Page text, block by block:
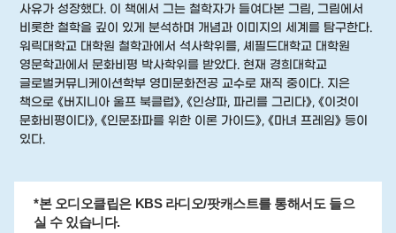
사유가 성장했다. 이 책에서 그는 철학자가 들여다본 그림, 그림에서
비롯한 철학을 깊이 있게 분석하며 개념과 이미지의 세계를 탐구한다.
워릭대학교 대학원 철학과에서 석사학위를, 셰필드대학교 대학원
영문학과에서 문화비평 박사학위를 받았다. 현재 경희대학교
글로벌커뮤니케이션학부 영미문화전공 교수로 재직 중이다. 지은
책으로 《버지니아 울프 북클럽》, 《인상파, 파리를 그리다》, 《이것이
문화비평이다》, 《인문좌파를 위한 이론 가이드》, 《마녀 프레임》 등이
있다.
*본 오디오클립은 KBS 라디오/팟캐스트를 통해서도 들으
실 수 있습니다.